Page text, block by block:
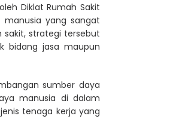
Diklat Rumah Sakit
manusia yang sangat
sakit, strategi tersebut
bidang jasa maupun
sumber daya
manusia di dalam
tenaga kerja yang